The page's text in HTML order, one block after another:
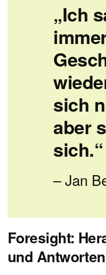
„Ich
sich
aber
sich.“
– Jan
Foresight:
und